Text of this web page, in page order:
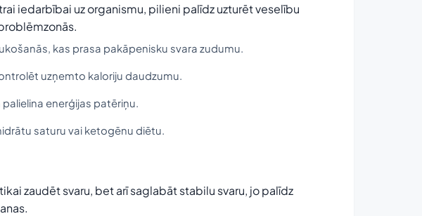
iedarbībai uz organismu, pilieni palīdz uzturēt veselību
kas prasa pakāpenisku svara zudumu.
uzņemto kaloriju daudzumu.
enerģijas patēriņu.
saturu vai ketogēnu diētu.
zaudēt svaru, bet arī saglabāt stabilu svaru, jo palīdz